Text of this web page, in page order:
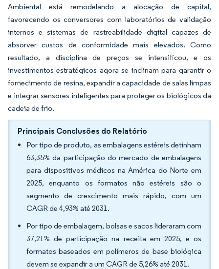
Ambiental está remodelando a alocação de capital,
favorecendo os conversores com laboratórios de validação
internos e sistemas de rastreabilidade digital capazes de
absorver custos de conformidade mais elevados. Como
resultado, a disciplina de preços se intensificou, e os
investimentos estratégicos agora se inclinam para garantir o
fornecimento de resina, expandir a capacidade de salas limpas
e integrar sensores inteligentes para proteger os biológicos da
cadeia de frio.
Principais Conclusões do Relatório
Por tipo de produto, as embalagens estéreis detinham
63,35% da participação do mercado de embalagens
para dispositivos médicos na América do Norte em
2025, enquanto os formatos não estéreis são o
segmento de crescimento mais rápido, com um
CAGR de 4,93% até 2031.
Por tipo de embalagem, bolsas e sacos lideraram com
37,21% de participação na receita em 2025, e os
formatos baseados em polímeros de base biológica
devem se expandir a um CAGR de 5,26% até 2031.